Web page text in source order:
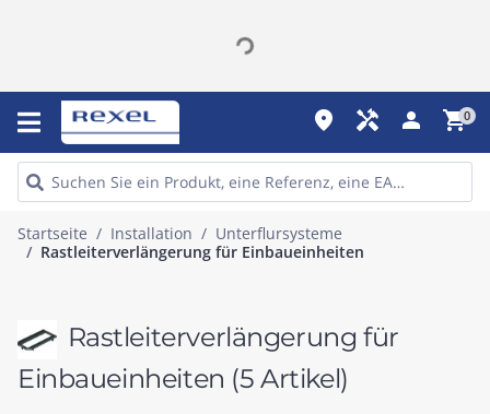
place handyman person shopping_cart0
Startseite Installation
Unterflursysteme
Rastleiterverlängerung für Einbaueinheiten
Rastleiterverlängerung für
Einbaueinheiten (5 Artikel)